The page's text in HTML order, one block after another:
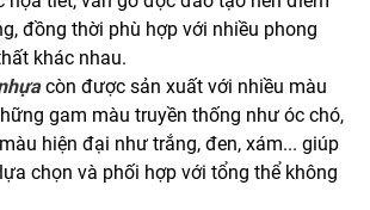
đồng thời phù hợp với nhiều phong
khác nhau.
còn được sản xuất với nhiều màu
gam màu truyền thống như óc chó,
hiện đại như trắng, đen, xám... giúp
chọn và phối hợp với tổng thể không